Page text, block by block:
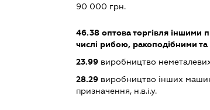
90 000 грн.
46.38оптова торгівля іншими
числі рибою, ракоподібними
23.99виробництво неметалевих
28.29виробництво інших машин
призначення, н.в.і.у.